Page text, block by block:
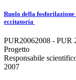
Ruolo della
eccitatoria
PUR20062008 - PUR
Progetto
Responsabile
2007